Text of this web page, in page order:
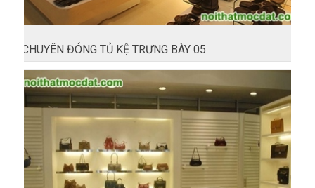
CHUYÊN ĐÓNG TỦ KỆ TRƯNG BÀY 05